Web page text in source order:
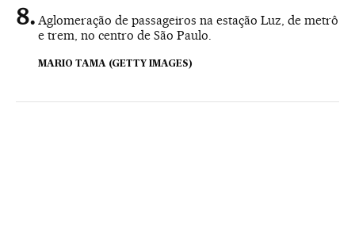
Aglomeração de passageiros na estação Luz, de metrô
e trem, no centro de São Paulo.
MARIO TAMA (GETTY IMAGES)